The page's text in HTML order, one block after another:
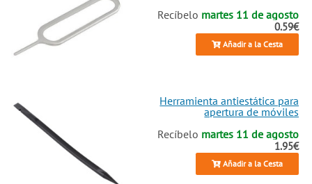
Recíbelo martes 11 de agosto
0.59€
Añadir a la Cesta
Herramienta antiestática para
apertura de móviles
Recíbelo martes 11 de agosto
1.95€
Añadir a la Cesta